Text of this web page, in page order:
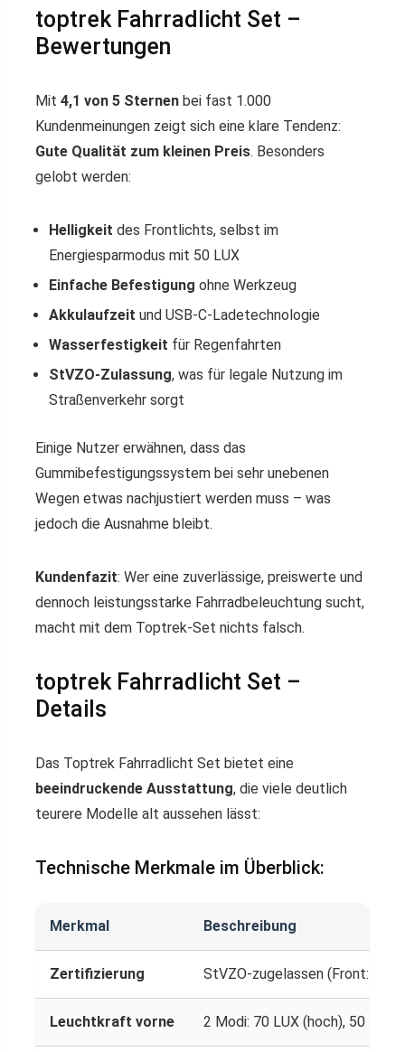
toptrek Fahrradlicht Set –
Bewertungen
Mit 4,1 von 5 Sternen bei fast 1.000
Kundenmeinungen zeigt sich eine klare Tendenz:
Gute Qualität zum kleinen Preis. Besonders
gelobt werden:
Helligkeit des Frontlichts, selbst im
Energiesparmodus mit 50 LUX
Einfache Befestigung ohne Werkzeug
Akkulaufzeit und USB-C-Ladetechnologie
Wasserfestigkeit für Regenfahrten
StVZO-Zulassung, was für legale Nutzung im
Straßenverkehr sorgt
Einige Nutzer erwähnen, dass das
Gummibefestigungssystem bei sehr unebenen
Wegen etwas nachjustiert werden muss – was
jedoch die Ausnahme bleibt.
Kundenfazit: Wer eine zuverlässige, preiswerte und
dennoch leistungsstarke Fahrradbeleuchtung sucht,
macht mit dem Toptrek-Set nichts falsch.
toptrek Fahrradlicht Set –
Details
Das Toptrek Fahrradlicht Set bietet eine
beeindruckende Ausstattung, die viele deutlich
teurere Modelle alt aussehen lässt:
Technische Merkmale im Überblick:
Merkmal Beschreibung
Zertifizierung StVZO-zugelassen (Front:
Leuchtkraft vorne 2 Modi: 70 LUX (hoch), 50 LUX